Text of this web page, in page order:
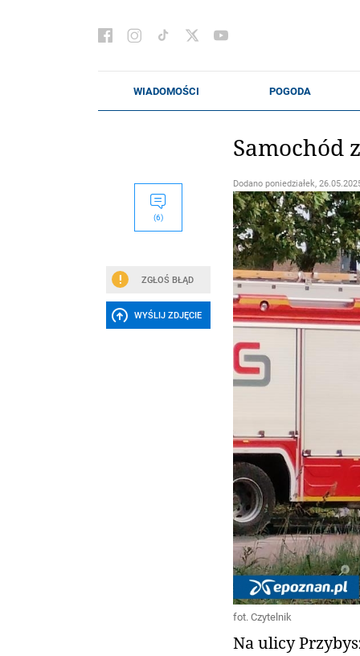
(6)
ZGŁOŚ BŁĄD
WYŚLIJ ZDJĘCIE
Samochód
Dodano poniedziałek,
fot. Czytelnik
Na ulicy